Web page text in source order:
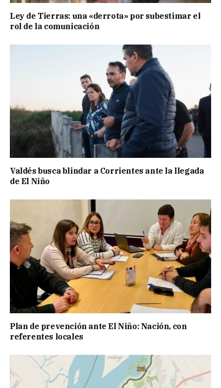
Ley de Tierras: una «derrota» por subestimar el
rol de la comunicación
Valdés busca blindar a Corrientes ante la llegada
de El Niño
Plan de prevención ante El Niño: Nación, con
referentes locales